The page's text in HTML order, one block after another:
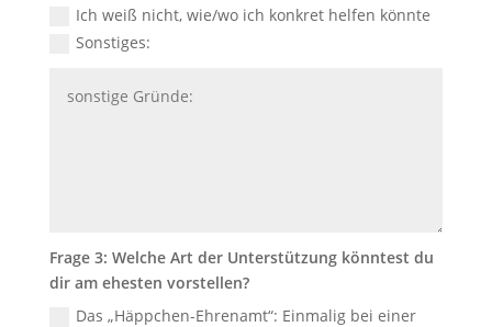
Ich weiß nicht, wie/wo ich konkret helfen könnte
Sonstiges:
Frage 3: Welche Art der Unterstützung könntest du
dir am ehesten vorstellen?
Das „Häppchen-Ehrenamt“: Einmalig bei einer